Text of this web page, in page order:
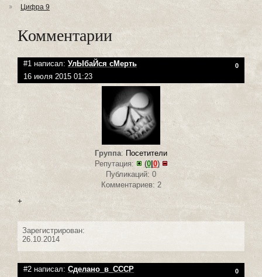
Цифра 9
Комментарии
#1 написал: УлЫбаЙся сМерть 0
16 июля 2015 01:23
Группа: Посетители
Репутация:
(0| 0)
Публикаций: 0
Комментариев: 2
+
Зарегистрирован:
26.10.2014
#2 написал: Сделано_в_СССР 0